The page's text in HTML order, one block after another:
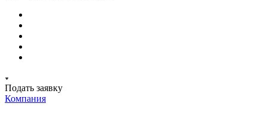
Подать заявку
Компания